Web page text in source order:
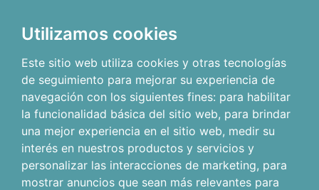
Utilizamos cookies
Este sitio web utiliza cookies y otras tecnologías
de seguimiento para mejorar su experiencia de
navegación con los siguientes fines: para habilitar
la funcionalidad básica del sitio web, para brindar
una mejor experiencia en el sitio web, medir su
interés en nuestros productos y servicios y
personalizar las interacciones de marketing, para
mostrar anuncios que sean más relevantes para